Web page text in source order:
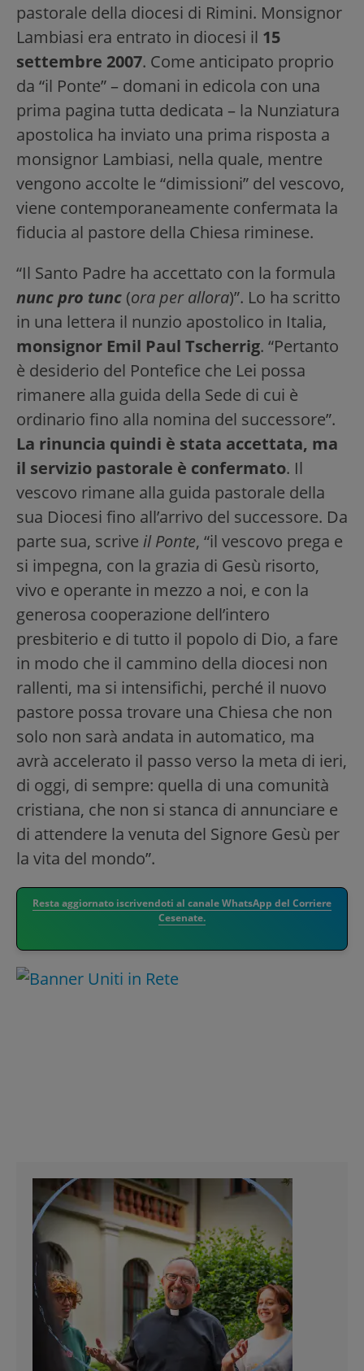
pastorale della diocesi di Rimini. Monsignor
Lambiasi era entrato in diocesi il 15
settembre 2007. Come anticipato proprio
da “il Ponte” – domani in edicola con una
prima pagina tutta dedicata – la Nunziatura
apostolica ha inviato una prima risposta a
monsignor Lambiasi, nella quale, mentre
vengono accolte le “dimissioni” del vescovo,
viene contemporaneamente confermata la
fiducia al pastore della Chiesa riminese.
“Il Santo Padre ha accettato con la formula
nunc pro tunc (ora per allora)”. Lo ha scritto
in una lettera il nunzio apostolico in Italia,
monsignor Emil Paul Tscherrig. “Pertanto
è desiderio del Pontefice che Lei possa
rimanere alla guida della Sede di cui è
ordinario fino alla nomina del successore”.
La rinuncia quindi è stata accettata, ma
il servizio pastorale è confermato. Il
vescovo rimane alla guida pastorale della
sua Diocesi fino all’arrivo del successore. Da
parte sua, scrive il Ponte, “il vescovo prega e
si impegna, con la grazia di Gesù risorto,
vivo e operante in mezzo a noi, e con la
generosa cooperazione dell’intero
presbiterio e di tutto il popolo di Dio, a fare
in modo che il cammino della diocesi non
rallenti, ma si intensifichi, perché il nuovo
pastore possa trovare una Chiesa che non
solo non sarà andata in automatico, ma
avrà accelerato il passo verso la meta di ieri,
di oggi, di sempre: quella di una comunità
cristiana, che non si stanca di annunciare e
di attendere la venuta del Signore Gesù per
la vita del mondo”.
Resta aggiornato iscrivendoti al canale WhatsApp del Corriere
Cesenate.